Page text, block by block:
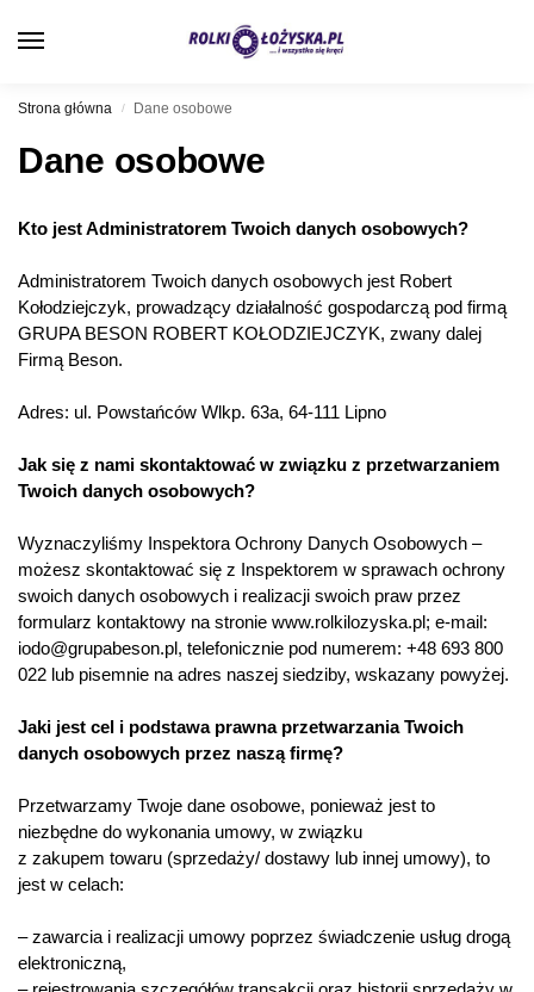
Strona główna / Dane osobowe
Dane osobowe
Kto jest Administratorem Twoich danych osobowych?
Administratorem Twoich danych osobowych jest Robert
Kołodziejczyk, prowadzący działalność gospodarczą pod firmą
GRUPA BESON ROBERT KOŁODZIEJCZYK, zwany dalej
Firmą Beson.
Adres: ul. Powstańców Wlkp. 63a, 64-111 Lipno
Jak się z nami skontaktować w związku z przetwarzaniem
Twoich danych osobowych?
Wyznaczyliśmy Inspektora Ochrony Danych Osobowych –
możesz skontaktować się z Inspektorem w sprawach ochrony
swoich danych osobowych i realizacji swoich praw przez
formularz kontaktowy na stronie www.rolkilozyska.pl; e-mail:
iodo@grupabeson.pl, telefonicznie pod numerem: +48 693 800
022 lub pisemnie na adres naszej siedziby, wskazany powyżej.
Jaki jest cel i podstawa prawna przetwarzania Twoich
danych osobowych przez naszą firmę?
Przetwarzamy Twoje dane osobowe, ponieważ jest to
niezbędne do wykonania umowy, w związku
z zakupem towaru (sprzedaży/ dostawy lub innej umowy), to
jest w celach:
– zawarcia i realizacji umowy poprzez świadczenie usług drogą
elektroniczną,